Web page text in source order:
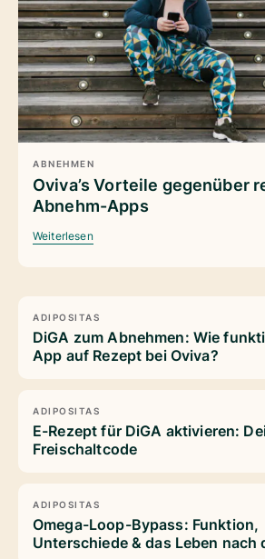
ABNEHMEN
Oviva’s Vorteile gegenüber
Abnehm-Apps
Weiterlesen
ADIPOSITAS
DiGA zum Abnehmen: Wie
App auf Rezept bei Oviva?
ADIPOSITAS
E-Rezept für DiGA aktivieren:
Freischaltcode
ADIPOSITAS
Omega-Loop-Bypass: Funktion,
Unterschiede & das Leben nach